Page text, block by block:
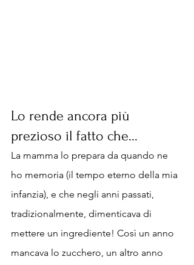
Lo rende ancora più
prezioso il fatto che...
La mamma lo prepara da quando ne
ho memoria (il tempo eterno della mia
infanzia), e che negli anni passati,
tradizionalmente, dimenticava di
mettere un ingrediente! Così un anno
mancava lo zucchero, un altro anno